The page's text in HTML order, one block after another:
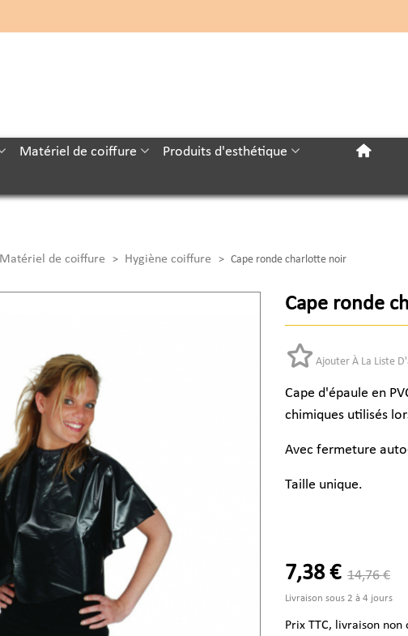
Matériel de coiffure Produits d'esthétique
Matériel de coiffure > Hygiène coiffure > Cape ronde charlotte noir
Cape ronde
Ajouter À La Liste
Cape d'épaule en
chimiques utilisés
Avec fermeture
Taille unique.
7,38 € 14,76 €
Livraison sous 2 à 4 jours
Prix TTC, livraison